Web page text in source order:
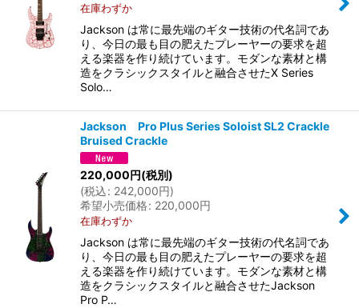
在庫わずか
Jackson は常に最先端のギター技術の代名詞であ
り、今日の最も目の肥えたプレーヤーの要求を超
える楽器を作り続けています。モダンな素材と構
造をクラシックスタイルと融合させたX Series
Solo…
Jackson Pro Plus Series Soloist SL2 Crackle
Bruised Crackle
220,000円(税別)
(税込: 242,000円)
希望小売価格: 220,000円
在庫わずか
Jackson は常に最先端のギター技術の代名詞であ
り、今日の最も目の肥えたプレーヤーの要求を超
える楽器を作り続けています。モダンな素材と構
造をクラシックスタイルと融合させたJackson
Pro P…